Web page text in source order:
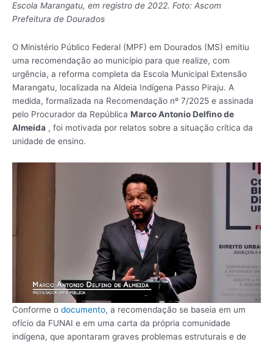
Escola Marangatu, em registro de 2022. Foto: Ascom
Prefeitura de Dourados
O Ministério Público Federal (MPF) em Dourados (MS) emitiu
uma recomendação ao município para que realize, com
urgência, a reforma completa da Escola Municipal Extensão
Marangatu, localizada na Aldeia Indígena Passo Piraju. A
medida, formalizada na Recomendação nº 7/2025 e assinada
pelo Procurador da República Marco Antonio Delfino de
Almeida , foi motivada por relatos sobre a situação crítica da
unidade de ensino.
Conforme o documento, a recomendação se baseia em um
ofício da FUNAI e em uma carta da própria comunidade
indígena, que apontaram graves problemas estruturais e de